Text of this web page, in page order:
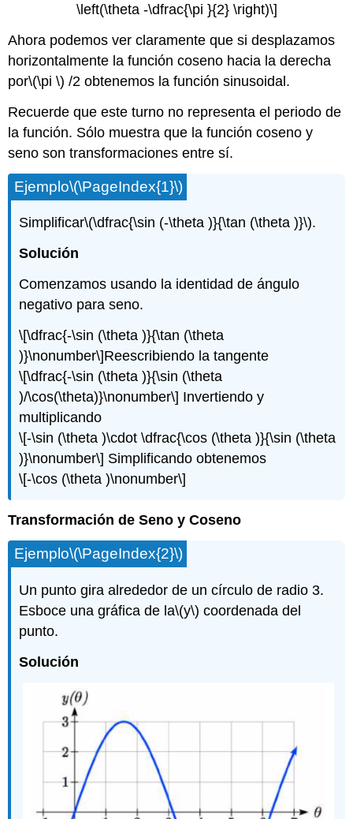
\left(\theta -\dfrac{\pi }{2} \right)\]
Ahora podemos ver claramente que si desplazamos
horizontalmente la función coseno hacia la derecha
por\(\pi \) /2 obtenemos la función sinusoidal.
Recuerde que este turno no representa el periodo de
la función. Sólo muestra que la función coseno y
seno son transformaciones entre sí.
Ejemplo\(\PageIndex{1}\)
Simplificar\(\dfrac{\sin (-\theta )}{\tan (\theta )}\).
Solución
Comenzamos usando la identidad de ángulo
negativo para seno.
\[\dfrac{-\sin (\theta )}{\tan (\theta
)}\nonumber\]Reescribiendo la tangente
\[\dfrac{-\sin (\theta )}{\sin (\theta
)/\cos(\theta)}\nonumber\] Invertiendo y
multiplicando
\[-\sin (\theta )\cdot \dfrac{\cos (\theta )}{\sin (\theta
)}\nonumber\] Simplificando obtenemos
\[-\cos (\theta )\nonumber\]
Transformación de Seno y Coseno
Ejemplo\(\PageIndex{2}\)
Un punto gira alrededor de un círculo de radio 3.
Esboce una gráfica de la\(y\) coordenada del
punto.
Solución